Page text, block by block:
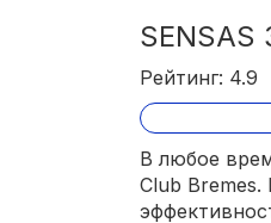
SENSAS
Рейтинг: 4.9
В любое
Club